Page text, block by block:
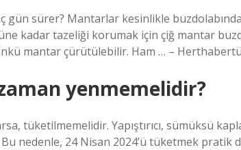
gün sürer? Mantarlar kesinlikle buzdolabında
kadar tazeliği korumak için çiğ mantar
mantar çürütülebilir. Ham … –
yenmemelidir?
tüketilmemelidir. Yapıştırıcı, sümüksü
nedenle, 24 Nisan 2024’ü tüketmek pratik